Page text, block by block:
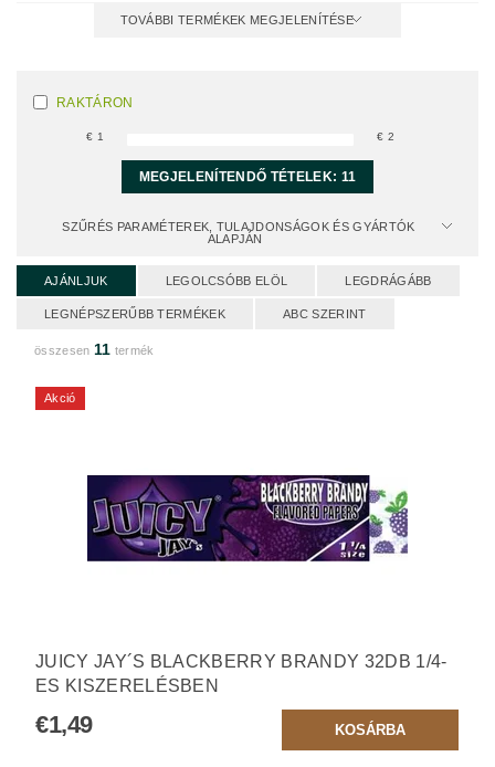
TOVÁBBI TERMÉKEK MEGJELENÍTÉSE
RAKTÁRON
€ 1 € 2
MEGJELENÍTENDŐ TÉTELEK: 11
SZŰRÉS PARAMÉTEREK, TULAJDONSÁGOK ÉS GYÁRTÓK
ALAPJÁN
AJÁNLJUK LEGOLCSÓBB ELÖL LEGDRÁGÁBB
LEGNÉPSZERŰBB TERMÉKEK ABC SZERINT
összesen 11 termék
Akció
JUICY JAY´S BLACKBERRY BRANDY 32DB 1/4-
ES KISZERELÉSBEN
€1,49